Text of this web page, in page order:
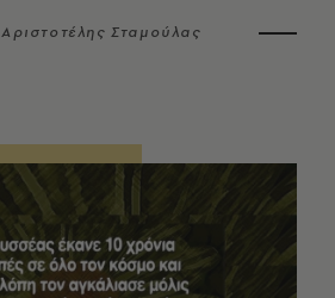
Αριστοτέλης Σταμούλας